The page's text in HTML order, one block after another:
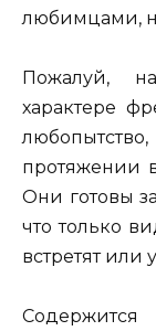
любимцами,
Пожалуй,
характере
протяжении
Они готовы
что только
встретят или